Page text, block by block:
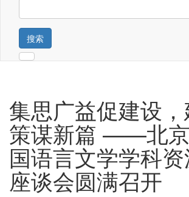
搜索
集思广益促建设
策谋新篇 ——北
国语言文学学科
座谈会圆满召开